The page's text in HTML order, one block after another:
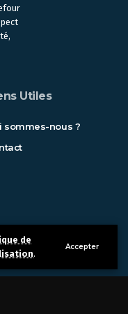
de
.
Accepter
Utiles
sommes-nous ?